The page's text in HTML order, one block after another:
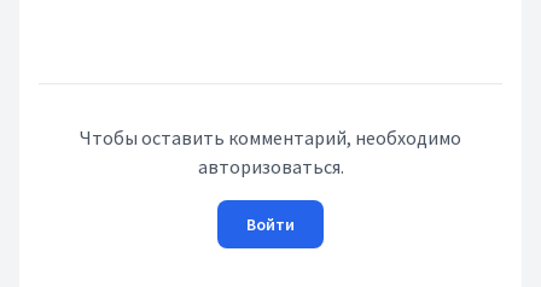
Чтобы оставить комментарий, необходимо
авторизоваться.
Войти